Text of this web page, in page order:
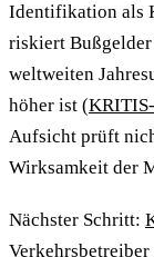
Identifikation als
riskiert Bußgelder
weltweiten
höher ist (
Aufsicht prüft
Wirksamkeit der
Nächster Schritt:
Verkehrsbetreiber